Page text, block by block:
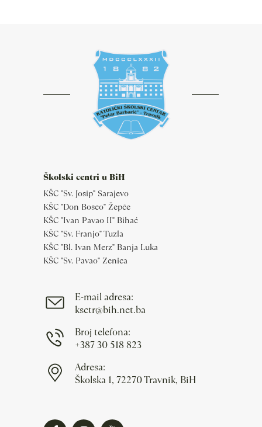
Školski centri u BiH
KŠC "Sv. Josip" Sarajevo
KŠC "Don Bosco" Žepče
KŠC "Ivan Pavao II" Bihać
KŠC "Sv. Franjo" Tuzla
KŠC "Bl. Ivan Merz" Banja Luka
KŠC "Sv. Pavao" Zenica
E-mail adresa:
ksctr@bih.net.ba
Broj telefona:
+387 30 518 823
Adresa:
Školska 1, 72270 Travnik, BiH